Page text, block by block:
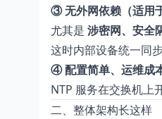
③ 无外网依赖（适用
尤其是 涉密网、安全
这时内部设备统一同
④ 配置简单、运维成
NTP 服务在交换机上
二、整体架构长这样